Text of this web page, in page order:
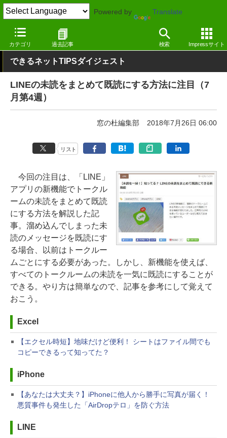
Powered by Translate
カテゴリ 過去記事 検索 Impressサイト
窓の杜 その他の話題
できるネットTIPSダイジェスト
LINEの未読をまとめて既読にする方法に注目（7
月第4週）
窓の杜編集部 2018年7月26日 06:00
リスト
今回の注目は、「LINE」
アプリの新機能でトークル
ームの未読をまとめて既読
にする方法を解説した記
事。溜め込んでしまった未
読のメッセージを既読にす
る場合、以前はトークルー
ムごとにする必要があった。しかし、新機能を使えば、
すべてのトークルームの未読を一気に既読にすることが
できる。やり方は簡単なので、記事を参考にして覚えて
おこう。
Excel
【エクセル時短】地味だけど便利！ シートはファイル間でも
コピーできるって知ってた？
iPhone
【あなたは大丈夫？】iPhoneに他人から勝手に写真が届く！
悪質事件も発生した「AirDropテロ」を防ぐ方法
LINE